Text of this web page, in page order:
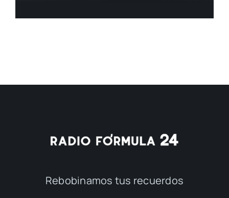
Rebobinamos tus recuerdos